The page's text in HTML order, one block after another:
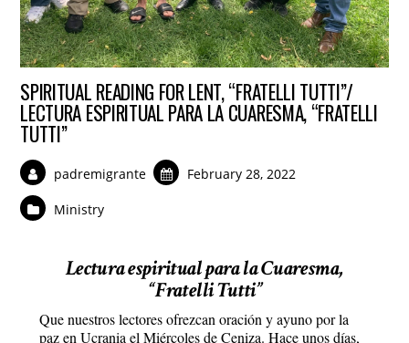
SPIRITUAL READING FOR LENT, “FRATELLI TUTTI”/
LECTURA ESPIRITUAL PARA LA CUARESMA, “FRATELLI
TUTTI”
padremigrante February 28, 2022
Ministry
Lectura espiritual para la Cuaresma,
“Fratelli Tutti”
Que nuestros lectores ofrezcan oración y ayuno por la
paz en Ucrania el Miércoles de Ceniza. Hace unos días,